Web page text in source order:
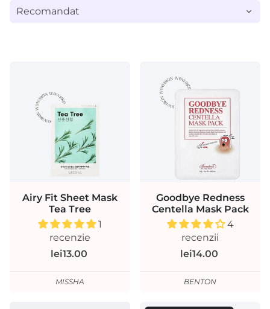
Airy Fit Sheet Mask
Tea Tree
1
recenzie
lei13.00
MISSHA
Goodbye Redness
Centella Mask Pack
4
recenzii
lei14.00
BENTON